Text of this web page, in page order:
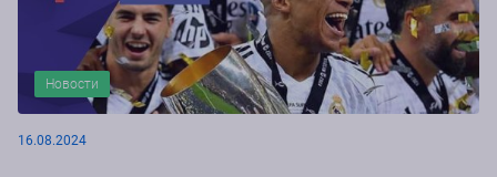
Новости
16.08.2024